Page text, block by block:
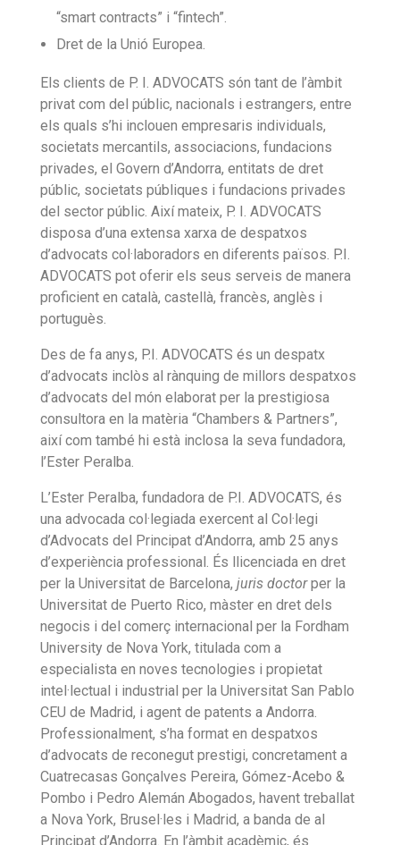
“smart contracts” i “fintech”.
Dret de la Unió Europea.
Els clients de P. I. ADVOCATS són tant de l’àmbit
privat com del públic, nacionals i estrangers, entre
els quals s’hi inclouen empresaris individuals,
societats mercantils, associacions, fundacions
privades, el Govern d’Andorra, entitats de dret
públic, societats públiques i fundacions privades
del sector públic. Així mateix, P. I. ADVOCATS
disposa d’una extensa xarxa de despatxos
d’advocats col·laboradors en diferents països. P.I.
ADVOCATS pot oferir els seus serveis de manera
proficient en català, castellà, francès, anglès i
portuguès.
Des de fa anys, P.I. ADVOCATS és un despatx
d’advocats inclòs al rànquing de millors despatxos
d’advocats del món elaborat per la prestigiosa
consultora en la matèria “Chambers & Partners”,
així com també hi està inclosa la seva fundadora,
l’Ester Peralba.
L’Ester Peralba, fundadora de P.I. ADVOCATS, és
una advocada col·legiada exercent al Col·legi
d’Advocats del Principat d’Andorra, amb 25 anys
d’experiència professional. És llicenciada en dret
per la Universitat de Barcelona, juris doctorper la
Universitat de Puerto Rico, màster en dret dels
negocis i del comerç internacional per la Fordham
University de Nova York, titulada com a
especialista en noves tecnologies i propietat
intel·lectual i industrial per la Universitat San Pablo
CEU de Madrid, i agent de patents a Andorra.
Professionalment, s’ha format en despatxos
d’advocats de reconegut prestigi, concretament a
Cuatrecasas Gonçalves Pereira, Gómez-Acebo &
Pombo i Pedro Alemán Abogados, havent treballat
a Nova York, Brusel·les i Madrid, a banda de al
Principat d’Andorra. En l’àmbit acadèmic, és